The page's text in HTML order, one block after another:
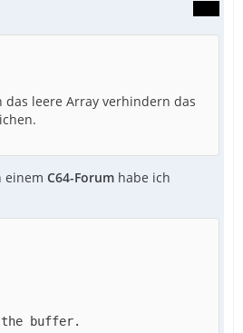
das leere Array verhindern das
einem C64-Forum habe ich
buffer.